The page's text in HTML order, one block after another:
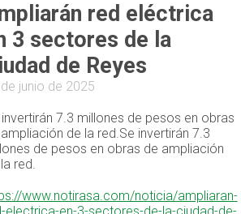
red eléctrica
3 sectores de la
de Reyes
junio de 2025
invertirán 7.3 millones de pesos en obras
de la red.Se invertirán 7.3
de pesos en obras de ampliación
red.
www.notirasa.com/noticia/ampliaran-